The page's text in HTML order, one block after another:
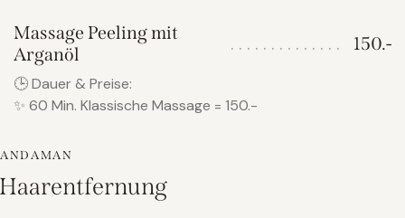
Massage Peeling mit
Arganöl
150.-
🕒 Dauer & Preise:
✨ 60 Min. Klassische Massage = 150.-
ANDAMAN
Haarentfernung